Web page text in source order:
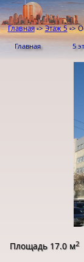
Главная▫>Этаж 5▫>
Главная 5
Площадь 17.0 м2